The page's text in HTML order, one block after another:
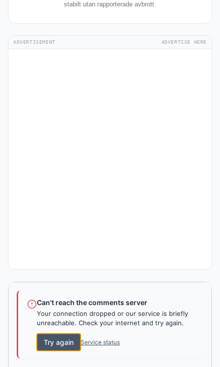
stabilt utan rapporterade avbrott.
ADVERTISEMENT ADVERTISE HERE
Can't reach the comments server
Your connection dropped or our service is briefly
unreachable. Check your internet and try again.
Try again Service status